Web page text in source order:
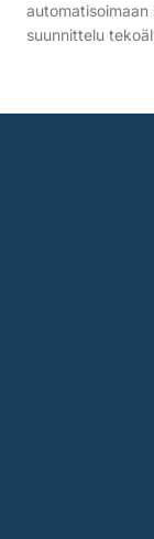
suunnittelu